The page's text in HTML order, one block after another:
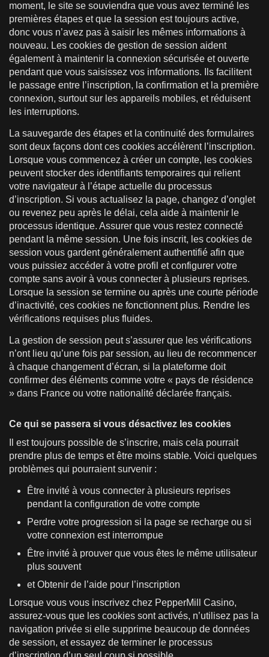
moment, le site se souviendra que vous avez terminé les
premières étapes et que la session est toujours active,
donc vous n’avez pas à saisir les mêmes informations à
nouveau. Les cookies de gestion de session aident
également à maintenir la connexion sécurisée et ouverte
pendant que vous saisissez vos informations. Ils facilitent
le passage entre l’inscription, la confirmation et la première
connexion, surtout sur les appareils mobiles, et réduisent
les interruptions.
La sauvegarde des étapes et la continuité des formulaires
sont deux façons dont ces cookies accélèrent l’inscription.
Lorsque vous commencez à créer un compte, les cookies
peuvent stocker des identifiants temporaires qui relient
votre navigateur à l’étape actuelle du processus
d’inscription. Si vous actualisez la page, changez d’onglet
ou revenez peu après le délai, cela aide à maintenir le
processus identique. Assurer que vous restez connecté
pendant la même session. Une fois inscrit, les cookies de
session vous gardent généralement authentifié afin que
vous puissiez accéder à votre profil et configurer votre
compte sans avoir à vous connecter à plusieurs reprises.
Lorsque la session se termine ou après une courte période
d’inactivité, ces cookies ne fonctionnent plus. Rendre les
vérifications requises plus fluides.
La gestion de session peut s’assurer que les vérifications
n’ont lieu qu’une fois par session, au lieu de recommencer
à chaque changement d’écran, si la plateforme doit
confirmer des éléments comme votre « pays de résidence
» dans France ou votre nationalité déclarée français.
Ce qui se passera si vous désactivez les cookies
Il est toujours possible de s’inscrire, mais cela pourrait
prendre plus de temps et être moins stable. Voici quelques
problèmes qui pourraient survenir :
Être invité à vous connecter à plusieurs reprises
pendant la configuration de votre compte
Perdre votre progression si la page se recharge ou si
votre connexion est interrompue
Être invité à prouver que vous êtes le même utilisateur
plus souvent
et Obtenir de l’aide pour l’inscription
Lorsque vous vous inscrivez chez PepperMill Casino,
assurez-vous que les cookies sont activés, n’utilisez pas la
navigation privée si elle supprime beaucoup de données
de session, et essayez de terminer le processus